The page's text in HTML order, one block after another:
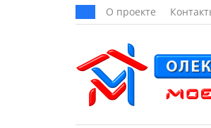
О проекте